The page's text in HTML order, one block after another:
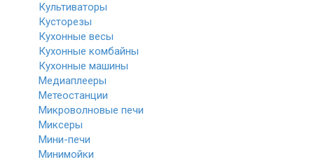
Культиваторы
Кусторезы
Кухонные весы
Кухонные комбайны
Кухонные машины
Медиаплееры
Метеостанции
Микроволновые печи
Миксеры
Мини-печи
Минимойки